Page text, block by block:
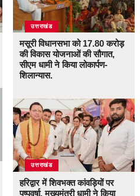
उत्तराखंड
मसूरी विधानसभा को 17.80 करोड़
की विकास योजनाओं की सौगात,
सीएम धामी ने किया लोकार्पण-
शिलान्यास.
उत्तराखंड
हरिद्वार में शिवभक्त कांवड़ियों पर
पुष्पवर्षा, मुख्यमंत्री धामी ने किया